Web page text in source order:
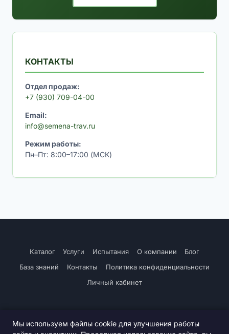
КОНТАКТЫ
Отдел продаж:
+7 (930) 709-04-00
Email:
info@semena-trav.ru
Режим работы:
Пн–Пт: 8:00–17:00 (МСК)
Каталог Услуги Испытания О компании
Блог
База знаний
Контакты
Политика конфиденциальности
Личный кабинет
Мы используем файлы cookie для улучшения работы